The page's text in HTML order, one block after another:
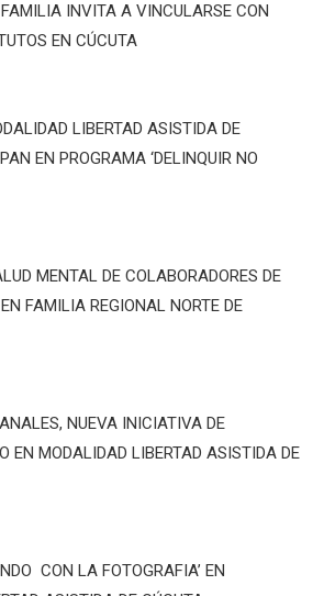
FAMILIA INVITA A VINCULARSE CON
EN CÚCUTA
LIBERTAD ASISTIDA DE
EN PROGRAMA ‘DELINQUIR NO
MENTAL DE COLABORADORES DE
FAMILIA REGIONAL NORTE DE
NUEVA INICIATIVA DE
EN MODALIDAD LIBERTAD ASISTIDA DE
CON LA FOTOGRAFIA’ EN